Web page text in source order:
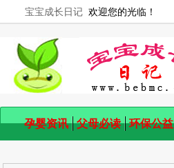
宝宝成长日记 欢迎您的光临！
孕婴资讯 父母必读 环保公益